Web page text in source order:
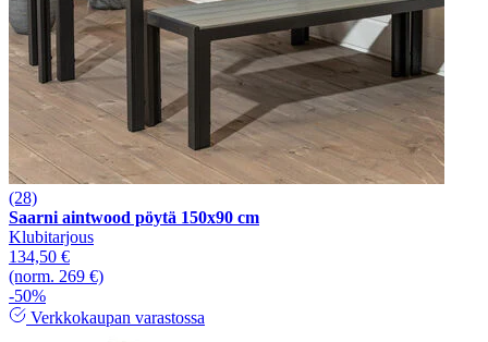
(28)
Saarni aintwood pöytä 150x90 cm
Klubitarjous
134,50 €
(norm. 269 €)
-50%
Verkkokaupan varastossa